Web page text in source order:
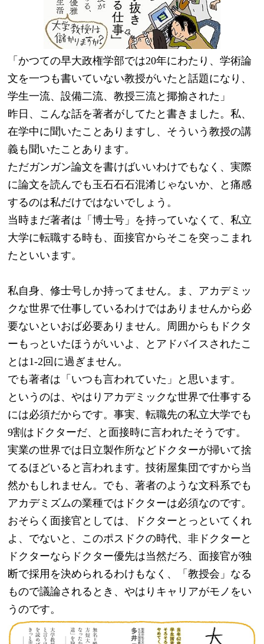
「かつての早大政権学部では20年にわたり、学術論
文を一つも書いていない教授がいたと話題になり、
学生一流、設備二流、教授三流と揶揄された」
昨日、こんな話を著者がしてたと書きました。私、
在学中に聞いたことありますし、そういう教授の講
義も聞いたことあります。
ただガンガン論文を書けばいいわけでもなく、実際
に論文を読んでも玉石石石混淆じゃないか、と痛感
するのは私だけではないでしょう。
当時まだ著者は「博士号」を持っていなくて、私立
大学に転職する時も、面接官からそこを突っこまれ
たといいます。
私自身、修士号しか持ってません。ま、アカデミッ
クな世界で仕事しているわけではありませんから必
要ないといおば必要ありません。周囲からもドクタ
ーもっといたほうがいいよ、とアドバイスされたこ
とは1-2回に過ぎません。
でも著者は「いつも言われていた」と思います。
というのは、やはりアカデミックな世界で仕事する
には必須だからです。事実、転職先の私立大学でも
9割はドクターだ、と面接時に言われたそうです。
実業の世界では日立製作所などドクターが掃いて捨
てるほどいると言われます。技術屋集団ですから当
然かもしれません。でも、著者のような文科系でも
アカデミズムの業種ではドクターは必須なのです。
おそらく面接官としては、ドクターとっといてくれ
よ、でないと、このポスドクの時代、非ドクターと
ドクターならドクター優先は当然だろ、面接官が独
断で採用を決められるわけもなく、「教授会」なる
もので議論されるとき、やはりキャリアがモノをい
うのです。